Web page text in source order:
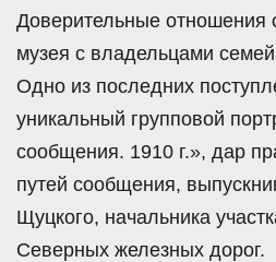
Доверительные отношения
музея с владельцами
Одно из последних
уникальный групповой
сообщения. 1910 г.», дар
путей сообщения,
Щуцкого, начальника
Северных железных дорог.